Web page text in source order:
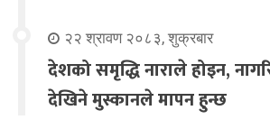
२२ श्रावण २०८३, शुक्रबार
देशको समृद्धि नाराले होइन,
देखिने मुस्कानले मापन हुन्छ